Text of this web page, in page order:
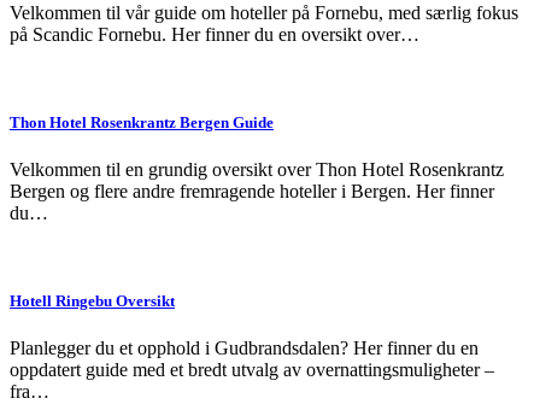
Velkommen til vår guide om hoteller på Fornebu, med særlig fokus
på Scandic Fornebu. Her finner du en oversikt over…
Thon Hotel Rosenkrantz Bergen Guide
Velkommen til en grundig oversikt over Thon Hotel Rosenkrantz
Bergen og flere andre fremragende hoteller i Bergen. Her finner
du…
Hotell Ringebu Oversikt
Planlegger du et opphold i Gudbrandsdalen? Her finner du en
oppdatert guide med et bredt utvalg av overnattingsmuligheter –
fra…